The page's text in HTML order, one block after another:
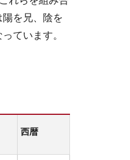
を兄、陰を
ています。
西暦